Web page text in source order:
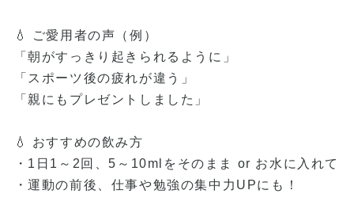
💧 ご愛用者の声（例）
「朝がすっきり起きられるように」
「スポーツ後の疲れが違う」
「親にもプレゼントしました」
💧 おすすめの飲み方
・1日1～2回、5～10mlをそのまま or お水に入れて
・運動の前後、仕事や勉強の集中力UPにも！